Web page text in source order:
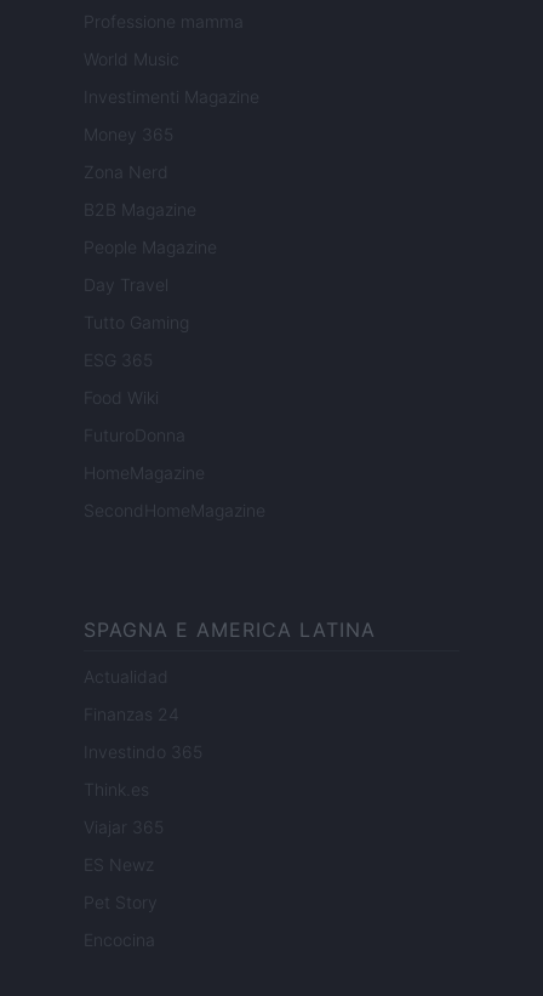
Professione mamma
World Music
Investimenti Magazine
Money 365
Zona Nerd
B2B Magazine
People Magazine
Day Travel
Tutto Gaming
ESG 365
Food Wiki
FuturoDonna
HomeMagazine
SecondHomeMagazine
SPAGNA E AMERICA LATINA
Actualidad
Finanzas 24
Investindo 365
Think.es
Viajar 365
ES Newz
Pet Story
Encocina